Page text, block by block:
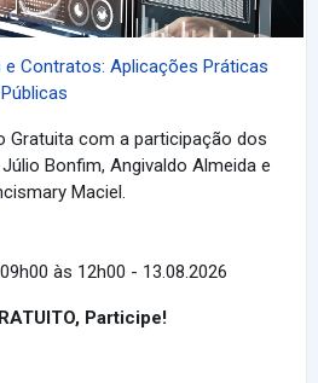
Contratos: Aplicações Práticas
Gratuita com a participação dos
Bonfim, Angivaldo Almeida e
Maciel.
09h00 às 12h00 - 13.08.2026
Participe!